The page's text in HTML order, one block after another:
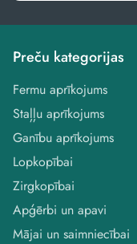
Preču kategorijas
Fermu aprīkojums
Staļļu aprīkojums
Ganību aprīkojums
Lopkopībai
Zirgkopībai
Apģērbi un apavi
Mājai un saimniecībai